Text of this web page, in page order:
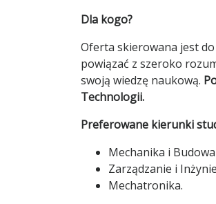
Dla kogo?
Oferta skierowana jest do
powiązać z szeroko
swoją wiedzę naukową.
Technologii.
Preferowane kierunki
Mechanika i
Zarządzanie i
Mechatronika.